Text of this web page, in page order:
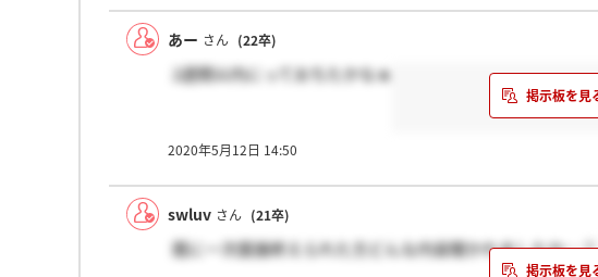
あー さん (22卒)
2週間以内にっておちたかなぁ
2020年5月12日 14:50
swluv さん (21卒)
既に一次面接終えられた方どんな内容聞かれましたか…？